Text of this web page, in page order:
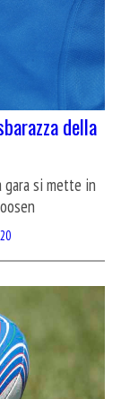
della
gara si mette in